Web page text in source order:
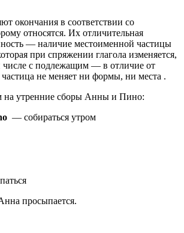
окончания в соответствии со
относятся. Их отличительная
— наличие местоименной частицы
при спряжении глагола изменяется,
числе с подлежащим — в отличие от
частица не меняет ни формы, ни места .
на утренние сборы Анны и Пино:
— собираться утром
просыпается.